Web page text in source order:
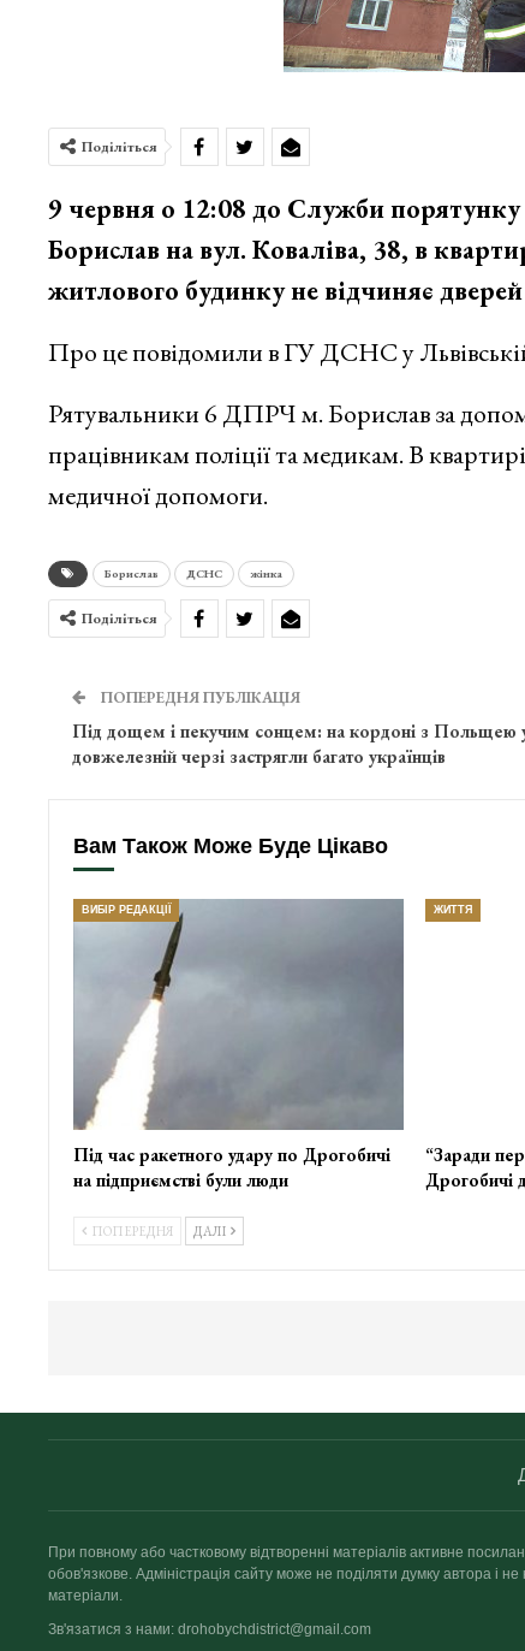
Поділіться
9 червня о 12:08 до Служби
Борислав на вул. Коваліва, 38, в
житлового будинку не відчиняє
Про це повідомили в ГУ ДСНС у
Рятувальники 6 ДПРЧ м. Борислав за
працівникам поліції та медикам. В
медичної допомоги.
Борислав ДСНС жінка
Поділіться
ПОПЕРЕДНЯ ПУБЛІКАЦІЯ
Під дощем і пекучим сонцем: на кордоні з Польщею
довжелезній черзі застрягли багато українців
Вам Також Може Буде Цікаво
ВИБІР РЕДАКЦІЇ
Під час ракетного удару по Дрогобичі
на підприємстві були люди
ЖИТТЯ
“Заради
Дрогобичі
ПОПЕРЕДНЯ ДАЛІ
При повному або частковому відтворенні матеріалів активне
обов'язкове. Адміністрація сайту може не поділяти думку автора і не
матеріали.
Зв'язатися з нами: drohobychdistrict@gmail.com